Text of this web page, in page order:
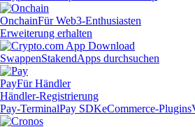
OnchainFür Web3-Enthusiasten
Erweiterung erhalten
SwappenStakendApps durchsuchen
PayFür Händler
Händler-Registrierung
Pay-TerminalPay SDKeCommerce-Plugins